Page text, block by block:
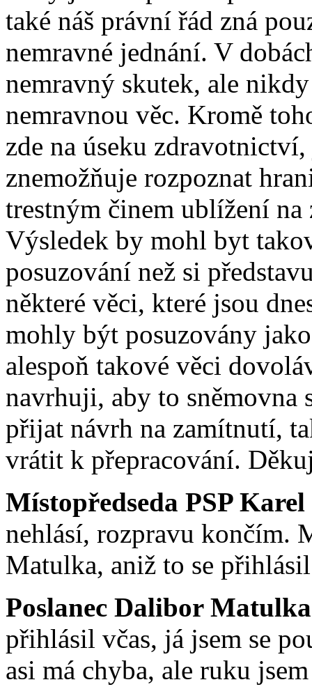
také náš právní řád zná
nemravné jednání. V
nemravný skutek, ale
nemravnou věc. Kromě
zde na úseku
znemožňuje rozpoznat
trestným činem ublížení
Výsledek by mohl byt
posuzování než si
některé věci, které jsou
mohly být posuzovány
alespoň takové věci
navrhuji, aby to sněmovna
přijat návrh na zamítnutí,
vrátit k přepracování.
Místopředseda PSP
nehlásí, rozpravu končím.
Matulka, aniž to se
Poslanec Dalibor
přihlásil včas, já jsem se
asi má chyba, ale ruku